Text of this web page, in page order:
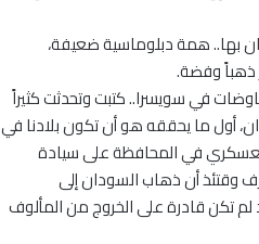
بها.. همة دبلوماسية ضعيفة،
ذهباً وفضة.
مفاوضات في سويسرا.. كتبت وتحدثت كثيراً
أول ما يحققه هو أن تكون بلادنا في
في المحافظة على سيادة
وقتئذ أن ذهاب السودان إلى
لم تكن قادرة على الخروج من المألوف